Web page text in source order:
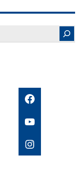
Facebook
YouTube
Instagram